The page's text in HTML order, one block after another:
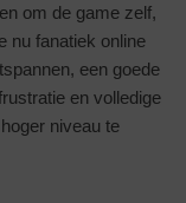
om de game zelf,
nu fanatiek online
een goede
en volledige
niveau te